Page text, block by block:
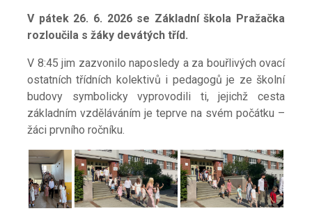
V pátek 26. 6. 2026 se Základní škola Pražačka
rozloučila s žáky devátých tříd.
V 8:45 jim zazvonilo naposledy a za bouřlivých ovací
ostatních třídních kolektivů i pedagogů je ze školní
budovy symbolicky vyprovodili ti, jejichž cesta
základním vzděláváním je teprve na svém počátku –
žáci prvního ročníku.